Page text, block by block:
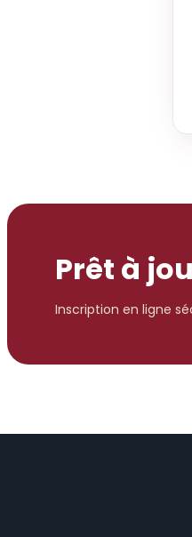
Prêt à
Inscription en ligne